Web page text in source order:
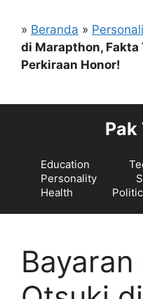
» Beranda »
di Marapthon, Fakta
Perkiraan Honor!
Pak
Education
Personality
Health